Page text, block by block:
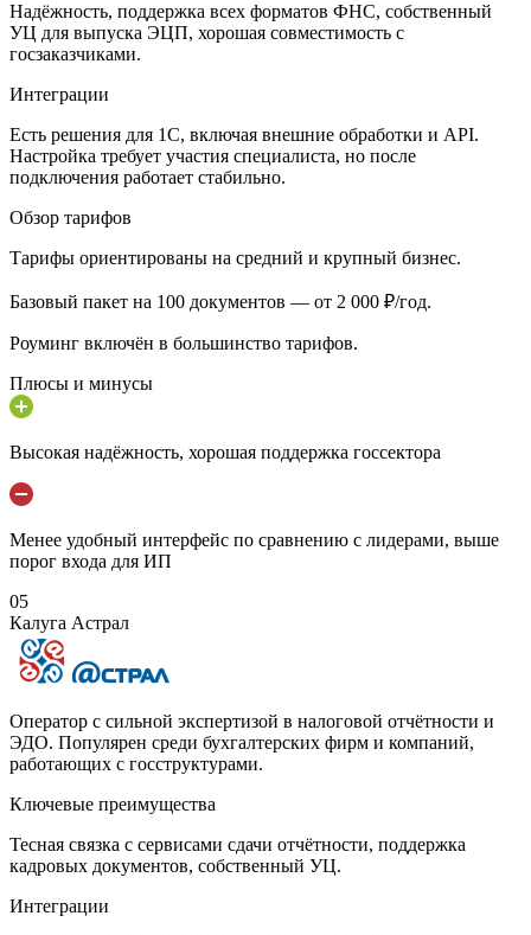
Надёжность, поддержка всех форматов ФНС, собственный
УЦ для выпуска ЭЦП, хорошая совместимость с
госзаказчиками.
Интеграции
Есть решения для 1С, включая внешние обработки и API.
Настройка требует участия специалиста, но после
подключения работает стабильно.
Обзор тарифов
Тарифы ориентированы на средний и крупный бизнес.
Базовый пакет на 100 документов — от 2 000 ₽/год.
Роуминг включён в большинство тарифов.
Плюсы и минусы
Высокая надёжность, хорошая поддержка госсектора
Менее удобный интерфейс по сравнению с лидерами, выше
порог входа для ИП
05
Калуга Астрал
Оператор с сильной экспертизой в налоговой отчётности и
ЭДО. Популярен среди бухгалтерских фирм и компаний,
работающих с госструктурами.
Ключевые преимущества
Тесная связка с сервисами сдачи отчётности, поддержка
кадровых документов, собственный УЦ.
Интеграции